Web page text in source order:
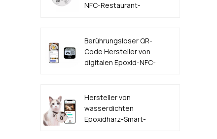
NFC-Restaurant-
Berührungsloser QR-
Code Hersteller von
digitalen Epoxid-NFC-
Hersteller von
wasserdichten
Epoxidharz-Smart-